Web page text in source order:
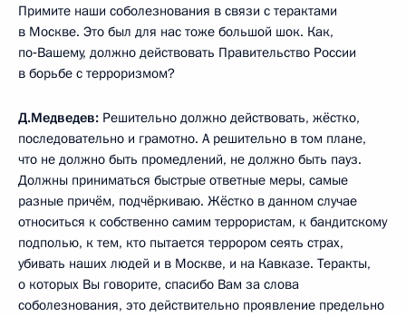
Примите наши соболезнования в связи с терактами
в Москве. Это был для нас тоже большой шок. Как,
по‑Вашему, должно действовать Правительство России
в борьбе с терроризмом?
Д.Медведев: Решительно должно действовать, жёстко,
последовательно и грамотно. А решительно в том плане,
что не должно быть промедлений, не должно быть пауз.
Должны приниматься быстрые ответные меры, самые
разные причём, подчёркиваю. Жёстко в данном случае
относиться к собственно самим террористам, к бандитскому
подполью, к тем, кто пытается террором сеять страх,
убивать наших людей и в Москве, и на Кавказе. Теракты,
о которых Вы говорите, спасибо Вам за слова
соболезнования, это действительно проявление предельно